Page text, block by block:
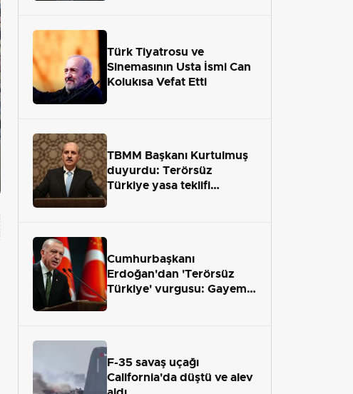
Türk Tiyatrosu ve
Sinemasının Usta İsmi Can
Kolukısa Vefat Etti
TBMM Başkanı Kurtulmuş
duyurdu: Terörsüz
Türkiye yasa teklifi
Cumhurbaşkanı
Erdoğan'dan 'Terörsüz
Türkiye' vurgusu: Gayemiz
F-35 savaş uçağı
California'da düştü ve alev